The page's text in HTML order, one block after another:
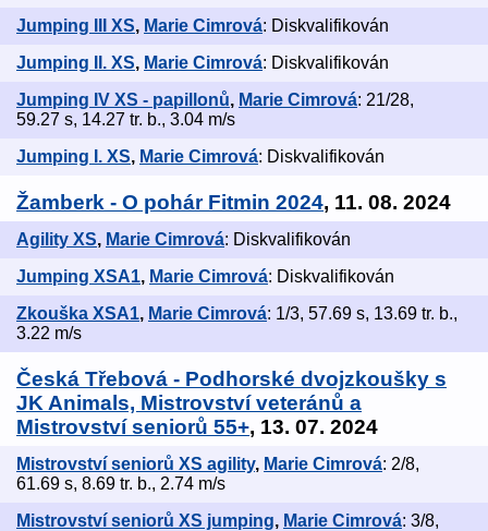
Jumping III XS, Marie Cimrová: Diskvalifikován
Jumping II. XS, Marie Cimrová: Diskvalifikován
Jumping IV XS - papillonů, Marie Cimrová: 21/28,
59.27 s, 14.27 tr. b., 3.04 m/s
Jumping I. XS, Marie Cimrová: Diskvalifikován
Žamberk - O pohár Fitmin 2024, 11. 08. 2024
Agility XS, Marie Cimrová: Diskvalifikován
Jumping XSA1, Marie Cimrová: Diskvalifikován
Zkouška XSA1, Marie Cimrová: 1/3, 57.69 s, 13.69 tr. b.,
3.22 m/s
Česká Třebová - Podhorské dvojzkoušky s
JK Animals, Mistrovství veteránů a
Mistrovství seniorů 55+, 13. 07. 2024
Mistrovství seniorů XS agility, Marie Cimrová: 2/8,
61.69 s, 8.69 tr. b., 2.74 m/s
Mistrovství seniorů XS jumping, Marie Cimrová: 3/8,